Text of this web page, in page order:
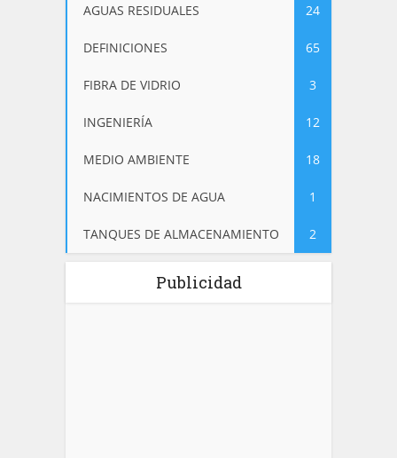
AGUAS RESIDUALES 24
DEFINICIONES 65
FIBRA DE VIDRIO 3
INGENIERÍA 12
MEDIO AMBIENTE 18
NACIMIENTOS DE AGUA 1
TANQUES DE ALMACENAMIENTO 2
Publicidad